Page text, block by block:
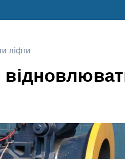
ліфти